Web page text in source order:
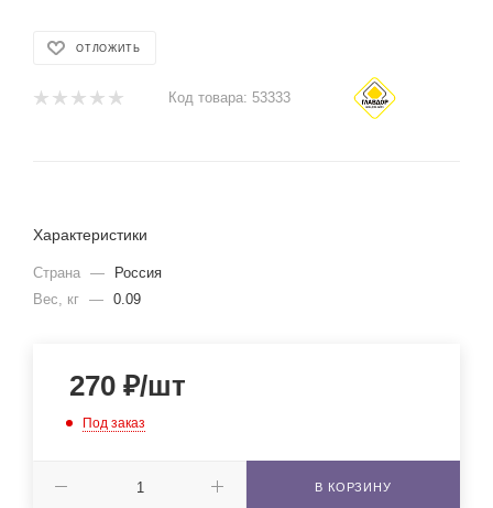
ОТЛОЖИТЬ
Код товара: 53333
Характеристики
Страна —
Россия
Вес, кг — 0.09
270 ₽/шт
Под заказ
В КОРЗИНУ